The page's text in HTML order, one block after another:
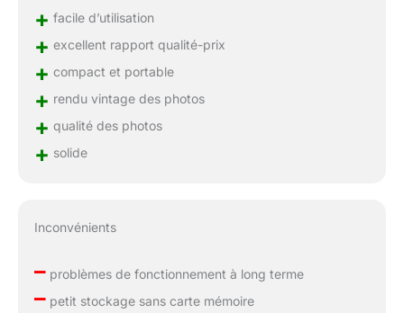
+ facile d’utilisation
+ excellent rapport qualité-prix
+ compact et portable
+ rendu vintage des photos
+ qualité des photos
+ solide
Inconvénients
–problèmes de fonctionnement à long terme
–petit stockage sans carte mémoire